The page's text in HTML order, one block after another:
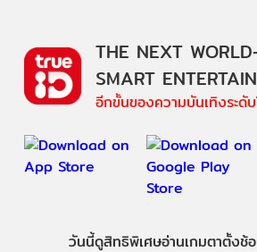
THE NEXT
SMART
อีกขั้นของความบันเทิงระดั
วันนี้ดูสิทธิพิเศษอ่านเกมตาตั้งช้